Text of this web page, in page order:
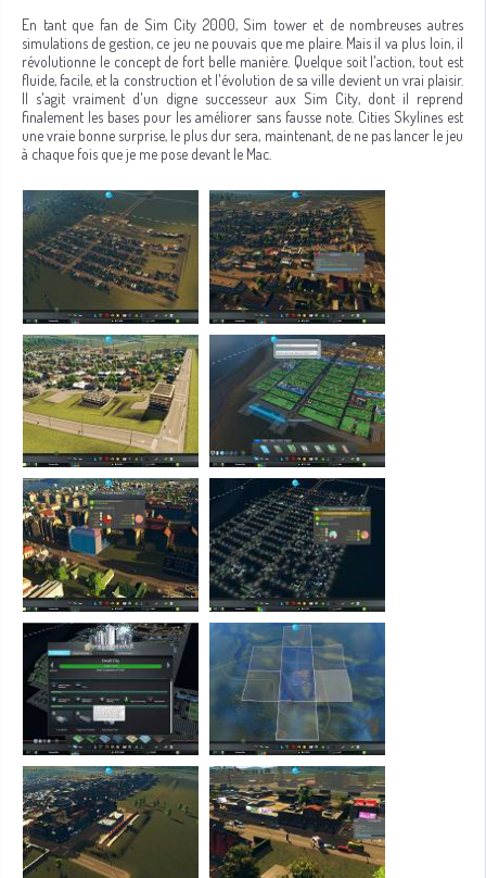
En tant que fan de Sim City 2000, Sim tower et de nombreuses autres
simulations de gestion, ce jeu ne pouvais que me plaire. Mais il va plus loin, il
révolutionne le concept de fort belle manière. Quelque soit l'action, tout est
fluide, facile, et la construction et l'évolution de sa ville devient un vrai plaisir.
Il s'agit vraiment d'un digne successeur aux Sim City, dont il reprend
finalement les bases pour les améliorer sans fausse note. Cities Skylines est
une vraie bonne surprise, le plus dur sera, maintenant, de ne pas lancer le jeu
à chaque fois que je me pose devant le Mac.